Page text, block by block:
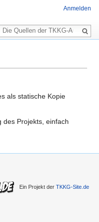
als statische Kopie
des Projekts, einfach
Anmelden
Ein Projekt der TKKG-Site.de